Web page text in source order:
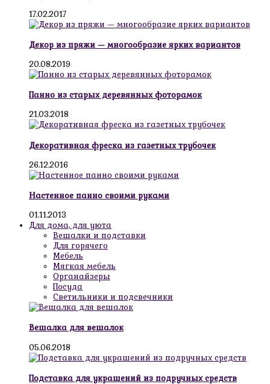
17.02.2017
Декор из пряжи — многообразие ярких вариантов
20.08.2019
Панно из старых деревянных фоторамок
21.03.2018
Декоративная фреска из газетных трубочек
26.12.2016
Настенное панно своими руками
01.11.2013
Для дома, для уюта
Вешалки и подставки
Для горячего
Мебель
Мягкая мебель
Органайзеры
Посуда
Светильники и подсвечники
Вешалка для вешалок
05.06.2018
Подставка для украшений из подручных средств